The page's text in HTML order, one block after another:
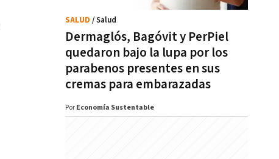
Dermaglós, Bagóvit y PerPiel
quedaron bajo la lupa por los
parabenos presentes en sus
cremas para embarazadas
SALUD / Salud
Por Economía Sustentable